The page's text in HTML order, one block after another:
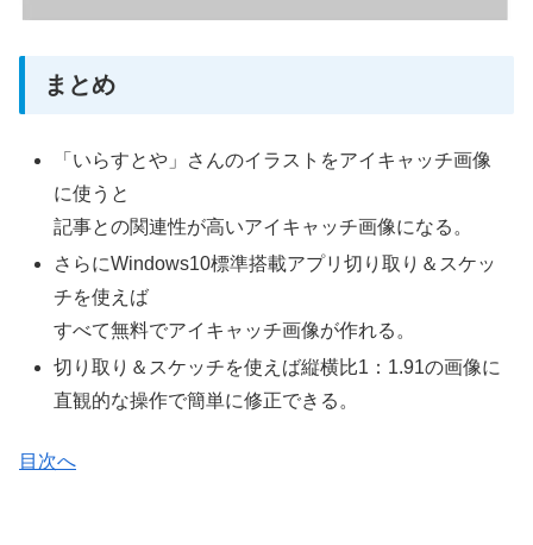
まとめ
「いらすとや」さんのイラストをアイキャッチ画像
に使うと
記事との関連性が高いアイキャッチ画像になる。
さらにWindows10標準搭載アプリ切り取り＆スケッ
チを使えば
すべて無料でアイキャッチ画像が作れる。
切り取り＆スケッチを使えば縦横比1：1.91の画像に
直観的な操作で簡単に修正できる。
目次へ